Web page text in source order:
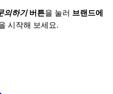
의하기버튼을 눌러 브랜드에
시작해 보세요.